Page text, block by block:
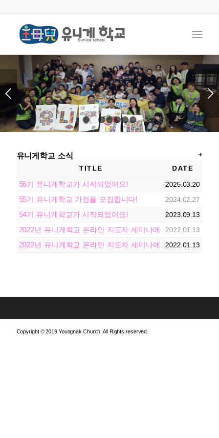
다음
1 2 3 4 5 6 7
유니게학교 소식
TITLE DATE
56기 유니게학교가 시작되었어요! 2025.03.20
55기 유니게학교 가정을 모집합니다! 2024.02.27
54기 유니게학교가 시작되었어요! 2023.09.13
2022년 유니게학교 온라인 지도자 세미나에 초대합니다!
2022.01.13
2022년 유니게학교 온라인 지도자 세미나에 초대합니다!
2022.01.13
Copyright © 2019 Youngnak Church. All Rights reserved.